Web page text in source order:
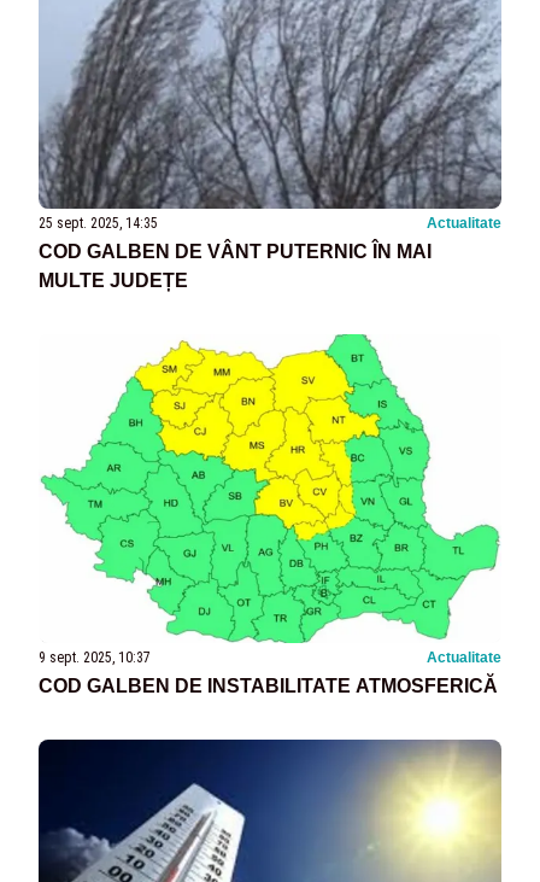
25 sept. 2025, 14:35 Actualitate
COD GALBEN DE VÂNT PUTERNIC ÎN MAI
MULTE JUDEȚE
9 sept. 2025, 10:37 Actualitate
COD GALBEN DE INSTABILITATE ATMOSFERICĂ